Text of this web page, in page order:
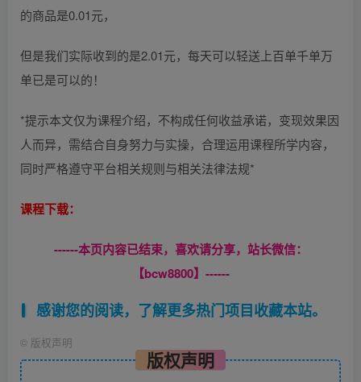
的商品是0.01元，
但是我们实际收到的是2.01元，每天可以轻送上百单千单万
单已是可以的！
*提示本文仅为课程介绍，不构成任何收益承诺，变现效果因
人而异，需结合自身努力与实操，合理运用课程所学内容，
同时严格遵守平台相关规则与相关法律法规*
课程下载：
------本页内容已结束，喜欢请分享，站长微信：
【bcw8800】------
感谢您的阅读，了解更多热门项目收藏本站。
© 版权声明
版权声明